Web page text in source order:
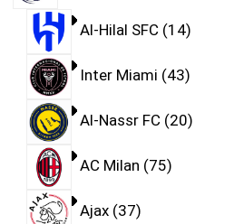
Al-Hilal SFC 14
Inter Miami 43
Al-Nassr FC 20
AC Milan 75
Ajax 37